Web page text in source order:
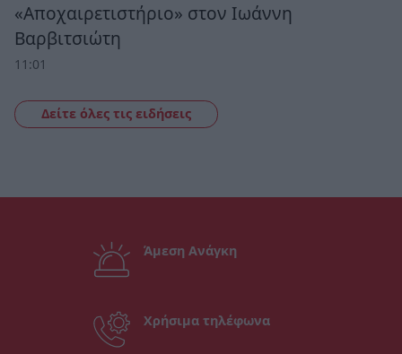
«Αποχαιρετιστήριο» στον Ιωάννη
Βαρβιτσιώτη
11:01
Δείτε όλες τις ειδήσεις
Άμεση Ανάγκη
Χρήσιμα τηλέφωνα